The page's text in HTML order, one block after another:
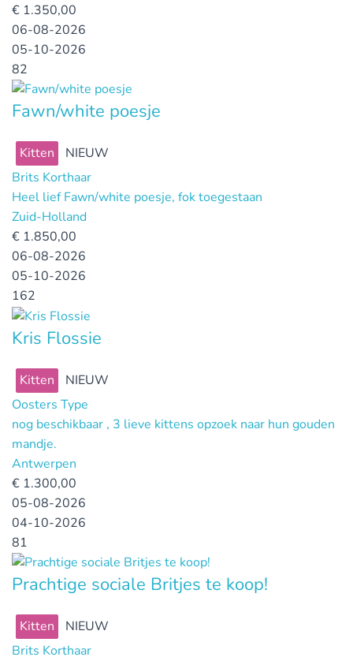
€ 1.350,00
06-08-2026
05-10-2026
82
Fawn/white poesje
Kitten
NIEUW
Brits Korthaar
Heel lief Fawn/white poesje, fok toegestaan
Zuid-Holland
€ 1.850,00
06-08-2026
05-10-2026
162
Kris Flossie
Kitten
NIEUW
Oosters Type
nog beschikbaar , 3 lieve kittens opzoek naar hun gouden
mandje.
Antwerpen
€ 1.300,00
05-08-2026
04-10-2026
81
Prachtige sociale Britjes te koop!
Kitten
NIEUW
Brits Korthaar